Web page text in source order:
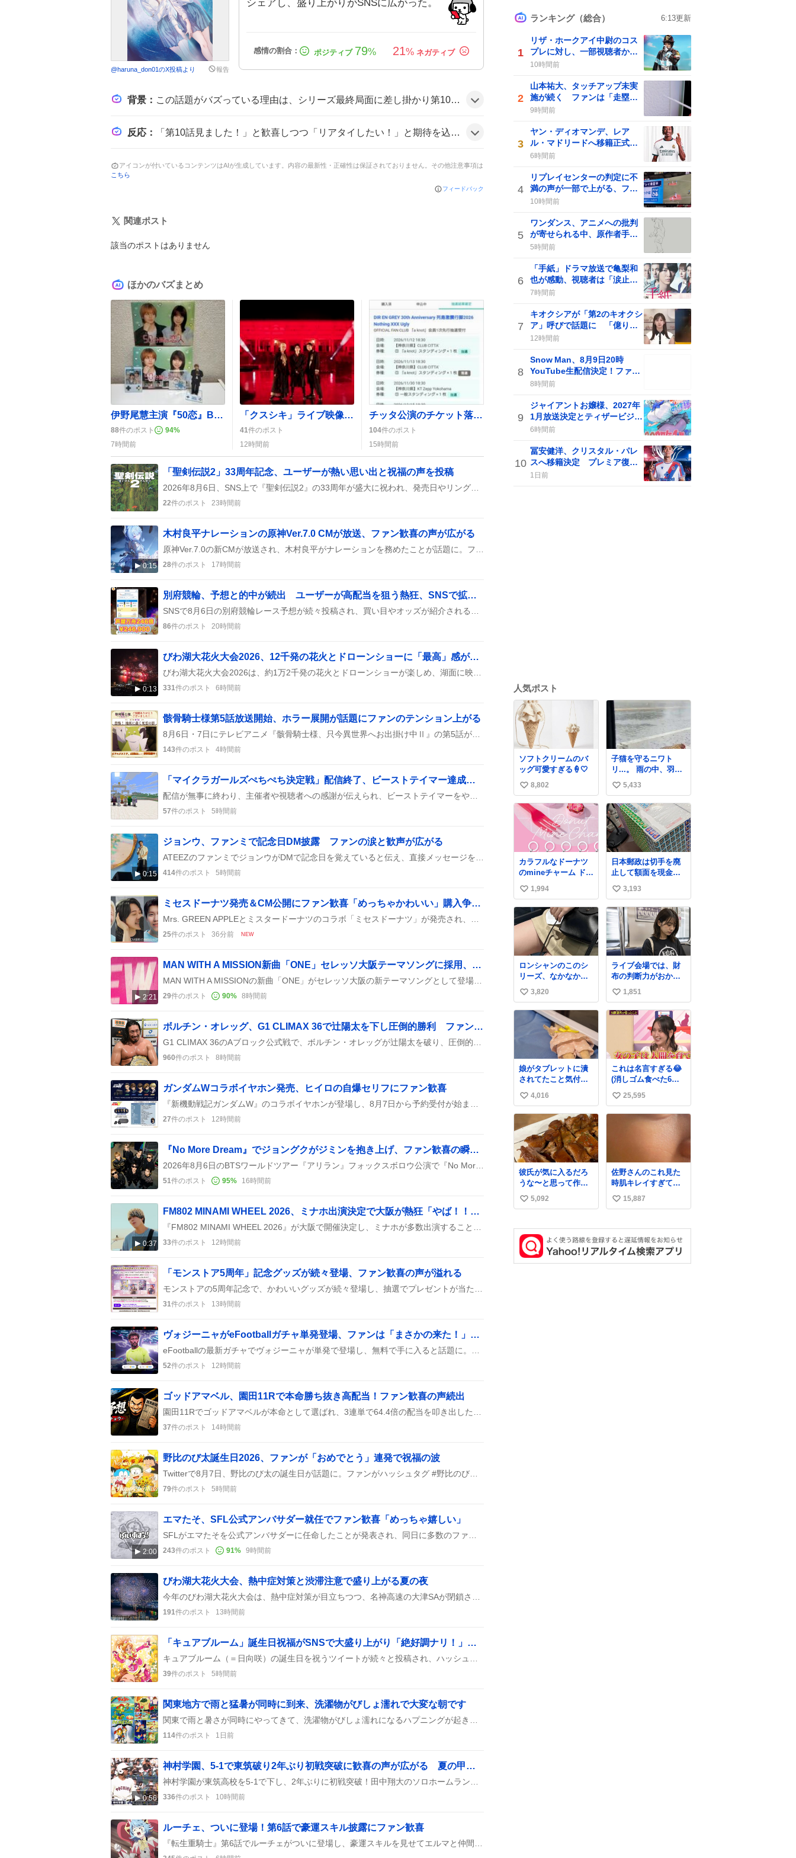
@haruna_don01のX投稿より 報告
シェアし、盛り上がりがSNSに広がった。
79% 21%
背景 ： この話題がバズっている理由は、シリーズ最終局面に差し掛かり第10話で重要な展開が描かれたことと、放送時間が深夜にも関わらず多チャンネルで同時配信されたため、視聴者が同時に感想を共有できたことが大きいとみられる。
反応 ： 「第10話見ました！」と歓喜しつつ「リアタイしたい！」と期待を込めた投稿が目立ち、「最高です！」や「感動した」など感情的なコメントが多数寄せられ、全体的に盛り上がりの雰囲気だ。
アイコンが付いているコンテンツはAIが生成しています。内容の最新性・正確性は保証されておりません。その他注意事項は
こちら
フィードバック
関連ポスト
該当のポストはありません
ほかのバズまとめ
伊野尾慧主演『50恋』Blu‑ray発売、ファンが「かわいい」「お写真ありがとう」と歓喜
88件のポスト 94%
7時間前
「クスシキ」ライブ映像公開、ファン歓喜「めっちゃかっこいい」「大好き」
41件のポスト
12時間前
チッタ公演のチケット落選と譲渡要請が続出、ファンの熱狂と切実な声が交錯
104件のポスト
15時間前
「聖剣伝説2」33周年記念、ユーザーが熱い思い出と祝福の声を投稿
2026年8月6日、SNS上で『聖剣伝説2』の33周年が盛大に祝われ、発売日やリングコマンド、2人同時プレイ、音楽が取り上げられ、ユーザーが思い出や祝福の投稿を多数寄せた。
22件のポスト 23時間前
0:15
木村良平ナレーションの原神Ver.7.0 CMが放送、ファン歓喜の声が広がる
原神Ver.7.0の新CMが放送され、木村良平がナレーションを務めたことが話題に。ファンは『良平さん最高！』と声を称賛し、タルタリヤの声として楽しんでいる様子が投稿に見られる。
28件のポスト 17時間前
別府競輪、予想と的中が続出 ユーザーが高配当を狙う熱狂、SNSで拡散中
SNSで8月6日の別府競輪レース予想が続々投稿され、買い目やオッズが紹介されると同時に的中報告や高配当がシェアされ、みんなで盛り上がっている様子が見られる。モーニング競輪の締切情報や期待値の高い組み合わせも添えられ、無料予想や有料記事へのリンクまで飛び交い、情報交換が活発に行われている。
86件のポスト 20時間前
0:13
びわ湖大花火大会2026、12千発の花火とドローンショーに「最高」感が炸裂
びわ湖大花火大会2026は、約1万2千発の花火とドローンショーが楽しめ、湖面に映えるスターマインのフィナーレが話題になった。来場者は湖畔や船上、テレビや生配信で観賞し、夏の夜空を彩った様子が多数のSNS投稿で紹介された。
331件のポスト 6時間前
骸骨騎士様第5話放送開始、ホラー展開が話題にファンのテンション上がる
8月6日・7日にテレビアニメ『骸骨騎士様、只今異世界へお出掛け中Ⅱ』の第5話がTOKYO MXとBS11で放送され、同時にdアニメストアやABEMAで先行配信されたと、ファンの投稿が続々と報告されている。
143件のポスト 4時間前
「マイクラガールズぺちぺち決定戦」配信終了、ビーストテイマー達成に感謝の声
配信が無事に終わり、主催者や視聴者への感謝が伝えられ、ビーストテイマーをやり切ったことが喜ばれた様子が見られる。
57件のポスト 5時間前
0:15
ジョンウ、ファンミで記念日DM披露 ファンの涙と歓声が広がる
ATEEZのファンミでジョンウがDMで記念日を覚えていると伝え、直接メッセージを送る姿が投稿で紹介され、最終日には感謝の言葉を述べて会場が温かく盛り上がった。
414件のポスト 5時間前
ミセスドーナツ発売＆CM公開にファン歓喜「めっちゃかわいい」購入争奪戦も
Mrs. GREEN APPLEとミスタードーナツのコラボ「ミセスドーナツ」が発売され、リンゴ型の3種やパフェが登場。メンバーが替え歌で出演する新CMも公開され、売り切れや予約困難の声がSNSで広がっている。
25件のポスト 36分前 NEW
2:21
MAN WITH A MISSION新曲「ONE」セレッソ大阪テーマソングに採用、ファン熱狂「めっちゃかっこいい」
MAN WITH A MISSIONの新曲「ONE」がセレッソ大阪の新テーマソングとして登場し、コラボムービーが公開されたことが話題に。スタジアムで流れる予定で、ファンのテンションが上がっている様子がうかがえる。
29件のポスト 90% 8時間前
ボルチン・オレッグ、G1 CLIMAX 36で辻陽太を下し圧倒的勝利 ファンは「やばすぎる！」と熱狂
G1 CLIMAX 36のAブロック公式戦で、ボルチン・オレッグが辻陽太を破り、圧倒的なパワーで勝利を収めた様子がSNSで大きく取り上げられた。
960件のポスト 8時間前
ガンダムWコラボイヤホン発売、ヒイロの自爆セリフにファン歓喜
『新機動戦記ガンダムW』のコラボイヤホンが登場し、8月7日から予約受付が始まると同時に、ヒイロの自爆セリフやトロワのペアリング失敗叫びなど、5キャラの新録音声ガイドが楽しめると話題になっている。
27件のポスト 12時間前
『No More Dream』でジョングクがジミンを抱き上げ、ファン歓喜の瞬間が話題に
2026年8月6日のBTSワールドツアー『アリラン』フォックスボロウ公演で『No More Dream』が披露され、ジョングクがジミンを抱き上げるリフトが見られた。観客は歓声を上げ、SNSでは「可愛い」「最高」などのコメントが多数寄せられた。
51件のポスト 95% 16時間前
0:37
FM802 MINAMI WHEEL 2026、ミナホ出演決定で大阪が熱狂「やば！！！絶対行こ」
『FM802 MINAMI WHEEL 2026』が大阪で開催決定し、ミナホが多数出演することが発表された。3日間のライブスケジュールやパス販売が始まり、ファンの期待が高まっている。
33件のポスト 12時間前
「モンストア5周年」記念グッズが続々登場、ファン歓喜の声が溢れる
モンストアの5周年記念で、かわいいグッズが続々登場し、抽選でプレゼントが当たるキャンペーンも開催されたみたい。ファンは新商品を手に入れたり、思い出をシェアしたりして盛り上がっている。
31件のポスト 13時間前
ヴォジーニャがeFootballガチャ単発登場、ファンは「まさかの来た！」と歓喜
eFootballの最新ガチャでヴォジーニャが単発で登場し、無料で手に入ると話題に。ほかの選手がいない中、ユーザーは「まさかの来た！」と歓声を上げている。
52件のポスト 12時間前
ゴッドアマベル、園田11Rで本命勝ち抜き高配当！ファン歓喜の声続出
園田11Rでゴッドアマベルが本命として選ばれ、3連単で64.4倍の配当を叩き出したことが投稿で盛んにシェアされ、的中や大勝負の馬連・ワイドが話題になった。
37件のポスト 14時間前
野比のび太誕生日2026、ファンが「おめでとう」連発で祝福の波
Twitterで8月7日、野比のび太の誕生日が話題に。ファンがハッシュタグ #野比のび太生誕祭2026 を付けて「おめでとう」やイラストを次々投稿し、祝福の波が広がった。「今日はのび太の誕生日だよ！」と声を揃え、ドラえもんへの思い出を語り合う様子が見られた。
79件のポスト 5時間前
2:00
エマたそ、SFL公式アンバサダー就任でファン歓喜「めっちゃ嬉しい」
SFLがエマたそを公式アンバサダーに任命したことが発表され、同日に多数のファンが「エマたそ就任おめでとう」や「今年もSFL楽しみ」などと喜びのコメントを投稿した。
243件のポスト 91% 9時間前
びわ湖大花火大会、熱中症対策と渋滞注意で盛り上がる夏の夜
今年のびわ湖大花火大会は、熱中症対策が目立ちつつ、名神高速の大津SAが閉鎖されるなど交通規制や渋滞が話題に。来場者は浴衣姿で盛り上がり、夏の夜空を楽しむ雰囲気が広がっているよ。
191件のポスト 13時間前
「キュアブルーム」誕生日祝福がSNSで大盛り上がり「絶好調ナリ！」の声多数
キュアブルーム（＝日向咲）の誕生日を祝うツイートが続々と投稿され、ハッシュタグ「#キュアブルーム生誕祭2026」や絵文字で「おめでとう」や「絶好調ナリ」などのメッセージが飛び交い、キャライラストや過去作品への言及も添えられ、ファン同士が一斉に盛り上がっている様子がうかがえる。
39件のポスト 5時間前
関東地方で雨と猛暑が同時に到来、洗濯物がびしょ濡れで大変な朝です
関東で雨と暑さが同時にやってきて、洗濯物がびしょ濡れになるハプニングが起きているみたいです。雨が降り続く中、気温は30度超えで蒸し暑く、にわか雨や熱中症対策の呼びかけもちらちら。外出時は折りたたみ傘が手放せません。
114件のポスト 1日前
0:56
神村学園、5-1で東筑破り2年ぶり初戦突破に歓喜の声が広がる 夏の甲子園熱狂ファン熱狂
神村学園が東筑高校を5-1で下し、2年ぶりに初戦突破！田中翔大のソロホームランや龍頭の無失点救援が光り、11安打の快勝だった。
336件のポスト 10時間前
ルーチェ、ついに登場！第6話で豪運スキル披露にファン歓喜
『転生重騎士』第6話でルーチェがついに登場し、豪運スキルを見せてエルマと仲間に加わった。「待ってました」「かわいい」などのコメントが多数寄せられ、視聴者のテンションが上がっている様子だ。
ランキング（総合） 6:13更新
1
リザ・ホークアイ中尉のコス
プレに対し、一部視聴者から
批判の声が上がる
10時間前
2
山本祐大、タッチアップ未実
施が続く ファンは「走塁改
善」を求める
9時間前
3
ヤン・ディオマンデ、レア
ル・マドリードへ移籍正式発
表 “最高額”で期待の声が沸
6時間前
4
リプレイセンターの判定に不
満の声が一部で上がる、ファ
ンは「アウトだって！」と意
10時間前
5
ワンダンス、アニメへの批判
が寄せられる中、原作者手描
き動画でファンが沸騰
5時間前
6
「手紙」ドラマ放送で亀梨和
也が感動、視聴者は「涙止ま
らん」や「胸が苦しい」声が
7時間前
7
キオクシアが「第2のキオクシ
ア」呼びで話題に 「億り人
量産年」の期待が一部で広が
12時間前
8
Snow Man、8月9日20時
YouTube生配信決定！ファン
歓喜の“やったー”が止まらな
8時間前
9
ジャイアントお嬢様、2027年
1月放送決定とティザービジュ
アル公開にファン歓喜
6時間前
10
冨安健洋、クリスタル・パレ
スへ移籍決定 プレミア復帰
にファン歓喜
1日前
人気ポスト
ソフトクリームのバ
ッグ可愛すぎる🍦🤍
い
い
ね
数
8,802
子猫を守るニワト
リ...。 雨の中、羽の
中に子猫を入れて守
る姿に感動した！！
愛は種族を超える！
い
い
ね
数
5,433
カラフルなドーナツ
のmineチャーム ドー
ナツのMine charm
マインチャーム
fumuo.jp/view/item/
0000…
い
い
ね
1,994
日本郵政は切手を廃
止して額面を現金で
払い戻せ2026 #日本
郵政
@JapanPostHD_PR
い
い
ね
3,193
ロンシャンのこのシ
リーズ、なかなか安
くならないのにセー
ル価格になってる🖤
✨レザーなのが反則
級にかわいい。持っ
てるだけでコーデが
格上げされる。
い
い
3,820
ライブ会場では、財
布の判断力がおかし
くなる。
い
い
1,851
娘がタブレットに潰
されてたこと気付か
なかった。 旦那だけ
は娘の波長を感じ取
れるから声出せずと
もSOSが伝わったら
しい。 急いで旦那が
救出して、泣きじゃ
くる娘に自分も謝っ
て抱きしめようとし
たら、ビンタされて
しまった。3回ほど。
小さい手だけど、地
味に痛い。 その後、
てた。
い
い
ね
数
4,016
これは名言すぎる😂
(消しゴム食べた6歳
の弟を思い出しなが
ら)
い
い
25,595
彼氏が気に入るだろ
うな〜と思って作っ
たら想像の何倍も美
味しい美味しい言っ
い
ね
数
5,092
佐野さんのこれ見た
時肌キレイすぎてび
っくりしたし、やは
りアイドルって体型･
い
ね
数
15,887